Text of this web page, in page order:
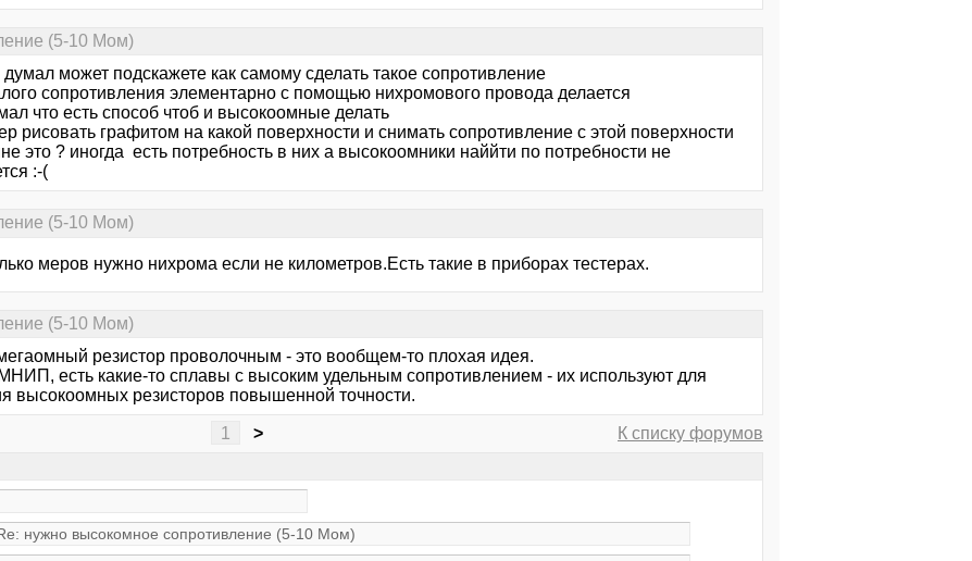
(5-10 Мом)
может подскажете как самому сделать такое сопротивление
сопротивления элементарно с помощью нихромового провода делается
что есть способ чтоб и высокоомные делать
рисовать графитом на какой поверхности и снимать сопротивление с этой поверхности
это ? иногда есть потребность в них а высокоомники наййти по потребности не
:-(
(5-10 Мом)
меров нужно нихрома если не километров.Есть такие в приборах тестерах.
(5-10 Мом)
резистор проволочным - это вообщем-то плохая идея.
есть какие-то сплавы с высоким удельным сопротивлением - их используют для
высокоомных резисторов повышенной точности.
1 >
К списку форумов